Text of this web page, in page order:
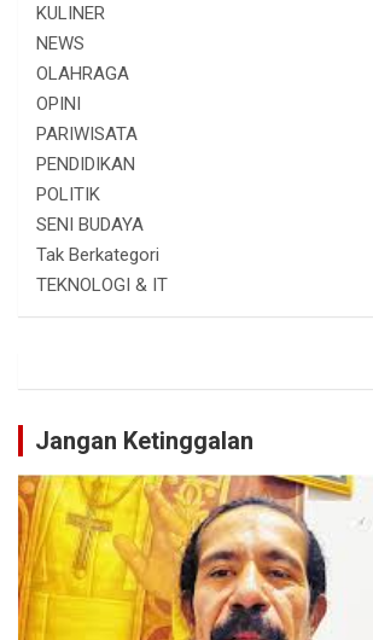
KULINER
NEWS
OLAHRAGA
OPINI
PARIWISATA
PENDIDIKAN
POLITIK
SENI BUDAYA
Tak Berkategori
TEKNOLOGI & IT
Jangan Ketinggalan